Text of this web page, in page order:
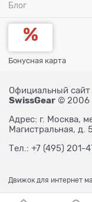
Блог
Бонусная карта
Официальный сайт
SwissGear © 2006
Адрес: г. Москва,
Магистральная, д.
Тел.: +7 (495) 201-
Движок для интернет